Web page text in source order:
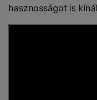
hasznosságot is